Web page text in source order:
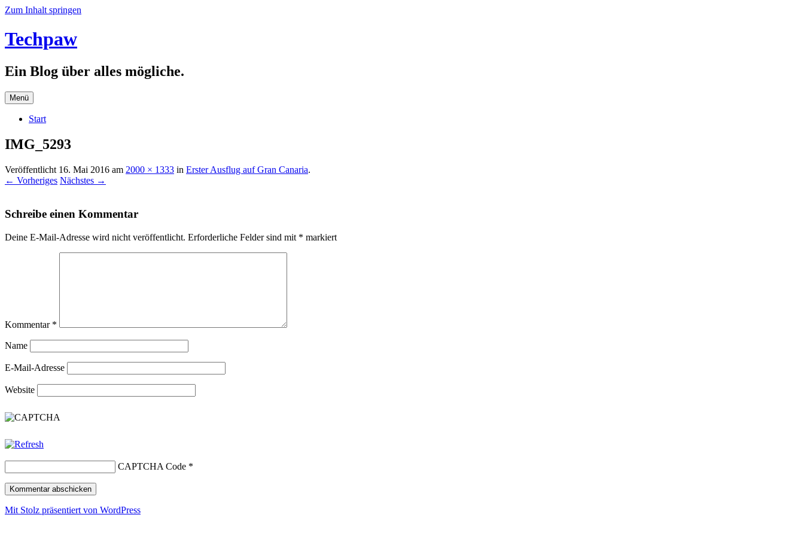
Zum Inhalt springen
Techpaw
Ein Blog über alles mögliche.
Menü
Start
IMG_5293
Veröffentlicht 16. Mai 2016 am 2000 × 1333 in Erster Ausflug auf Gran Canaria.
← Vorheriges Nächstes →
Schreibe einen Kommentar
Deine E-Mail-Adresse wird nicht veröffentlicht. Erforderliche Felder sind mit * markiert
Kommentar *
Name
E-Mail-Adresse
Website
CAPTCHA Code *
Mit Stolz präsentiert von WordPress